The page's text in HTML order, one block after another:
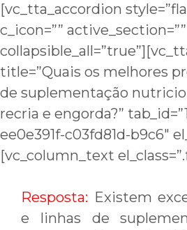
[vc_tta_accordion
c_icon=”” active_section=””
title=”Quais os melhores
de suplementação
recria e engorda?”
ee0e391f-c03fd81d-b9c6″
[vc_column_text
Resposta: Existem
e linhas de